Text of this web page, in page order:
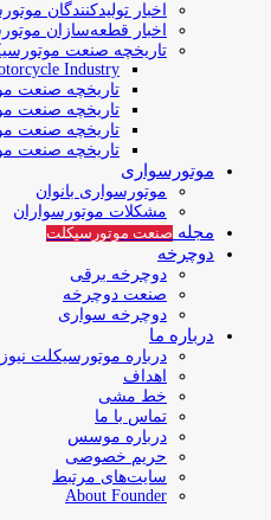
اخبار تولیدکنندگان
اخبار قطعه‌سازان
تاریخچه صنعت
Industry
تاریخچه صنعت
تاریخچه صنعت
تاریخچه صنعت
تاریخچه صنعت
موتورسواری
موتورسواری بانوان
مشکلات موتورسواران
مجله صنعت موتورسیکلت
دوچرخه
دوچرخه برقی
صنعت دوچرخه
دوچرخه سواری
درباره ما
درباره موتورسیکلت نیوز
اهداف
خط مشی
تماس با ما
درباره موسس
حریم خصوصی
سایت‌های مرتبط
About Founder